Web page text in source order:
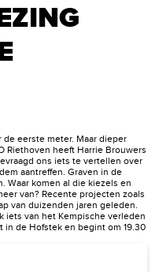
eerste meter. Maar dieper
Riethoven heeft Harrie Brouwers
ons iets te vertellen over
aantreffen. Graven in de
Waar komen al die kiezels en
van? Recente projecten zoals
van duizenden jaren geleden.
iets van het Kempische verleden
in de Hofstek en begint om 19.30